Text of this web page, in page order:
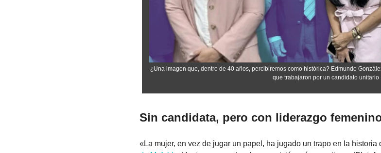
¿Una imagen que, dentro de 40 años, percibiremos como histórica? Edmundo
que trabajaron por un candidato unitario
Sin candidata, pero con liderazgo femenino
«La mujer, en vez de jugar un papel, ha jugado un trapo en la historia